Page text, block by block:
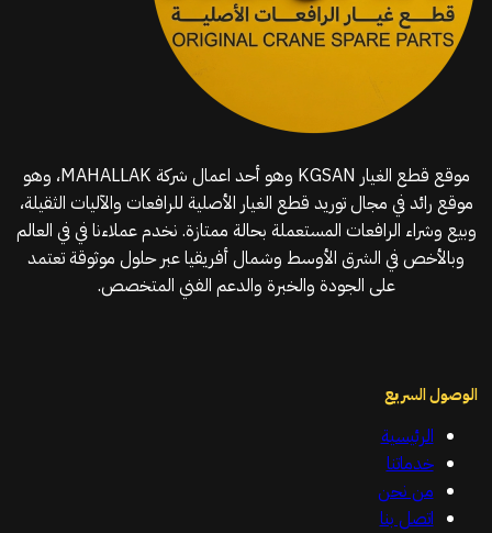
موقع قطع الغيار KGSAN وهو أحد اعمال شركة MAHALLAK، وهو
موقع رائد في مجال توريد قطع الغيار الأصلية للرافعات والآليات الثقيلة،
وبيع وشراء الرافعات المستعملة بحالة ممتازة. نخدم عملاءنا في في العالم
وبالأخص في الشرق الأوسط وشمال أفريقيا عبر حلول موثوقة تعتمد
على الجودة والخبرة والدعم الفني المتخصص.
الوصول السريع
الرئيسية
خدماتنا
من نحن
اتصل بنا